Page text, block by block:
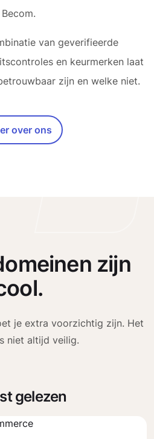
Becom.
van geverifieerde
en keurmerken laat
zijn en welke niet.
over ons
zijn
je extra voorzichtig zijn. Het
niet altijd veilig.
gelezen